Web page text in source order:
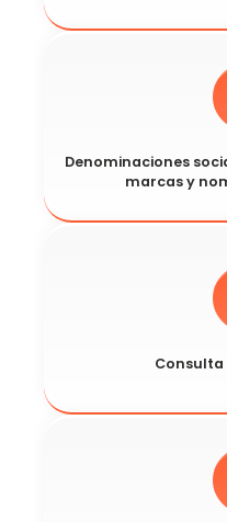
​Denominaciones
marcas y
​Consulta